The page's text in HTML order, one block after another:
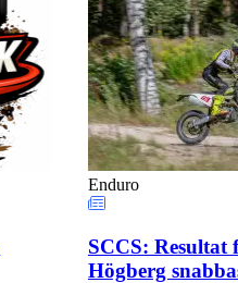
Enduro
SCCS: Resultat
Högberg